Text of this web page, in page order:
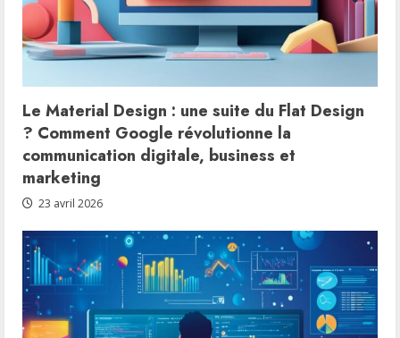
Le Material Design : une suite du Flat Design
? Comment Google révolutionne la
communication digitale, business et
marketing
23 avril 2026